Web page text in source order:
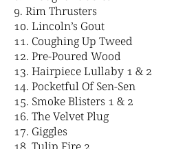
Rim Thrusters
Lincoln’s Gout
Coughing Up Tweed
Pre-Poured Wood
Hairpiece Lullaby 1 & 2
Pocketful Of Sen-Sen
Smoke Blisters 1 & 2
The Velvet Plug
Giggles